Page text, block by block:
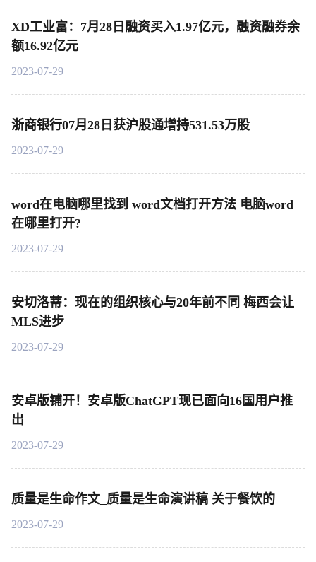
XD工业富：7月28日融资买入1.97亿元，融资融券余
额16.92亿元
2023-07-29
浙商银行07月28日获沪股通增持531.53万股
2023-07-29
word在电脑哪里找到 word文档打开方法 电脑word
在哪里打开?
2023-07-29
安切洛蒂：现在的组织核心与20年前不同 梅西会让
MLS进步
2023-07-29
安卓版铺开！安卓版ChatGPT现已面向16国用户推
出
2023-07-29
质量是生命作文_质量是生命演讲稿 关于餐饮的
2023-07-29